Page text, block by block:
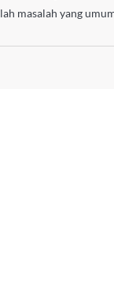
masalah yang